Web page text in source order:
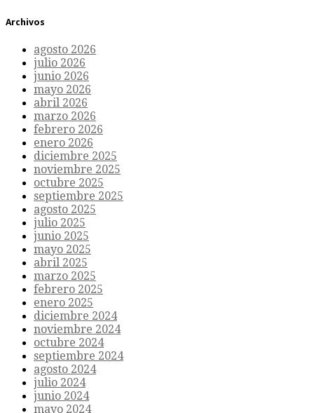
Archivos
agosto 2026
julio 2026
junio 2026
mayo 2026
abril 2026
marzo 2026
febrero 2026
enero 2026
diciembre 2025
noviembre 2025
octubre 2025
septiembre 2025
agosto 2025
julio 2025
junio 2025
mayo 2025
abril 2025
marzo 2025
febrero 2025
enero 2025
diciembre 2024
noviembre 2024
octubre 2024
septiembre 2024
agosto 2024
julio 2024
junio 2024
mayo 2024